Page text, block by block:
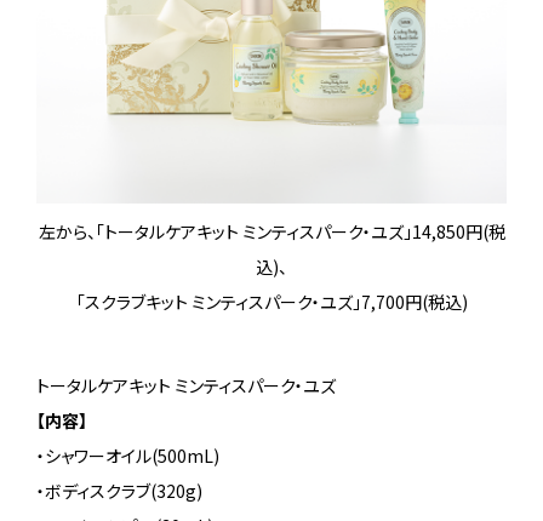
左から、「トータルケアキット ミンティスパーク・ユズ」14,850円(税
込)、
「スクラブキット ミンティスパーク・ユズ」7,700円(税込)
トータルケアキット ミンティスパーク・ユズ
【内容】
・シャワーオイル(500mL)
・ボディスクラブ(320g)